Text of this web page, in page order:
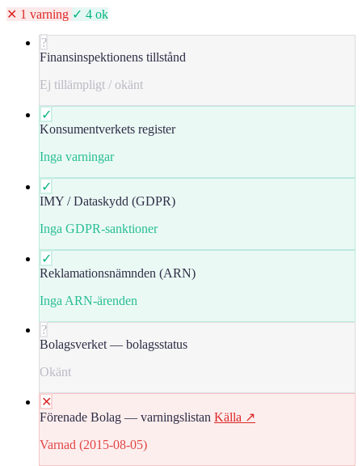
✕ 1 varning ✓ 4 ok
?
Finansinspektionens tillstånd
Ej tillämpligt / okänt
✓
Konsumentverkets register
Inga varningar
✓
IMY / Dataskydd (GDPR)
Inga GDPR-sanktioner
✓
Reklamationsnämnden (ARN)
Inga ARN-ärenden
?
Bolagsverket — bolagsstatus
Okänt
✕
Förenade Bolag — varningslistan Källa ↗
Varnad (2015-08-05)